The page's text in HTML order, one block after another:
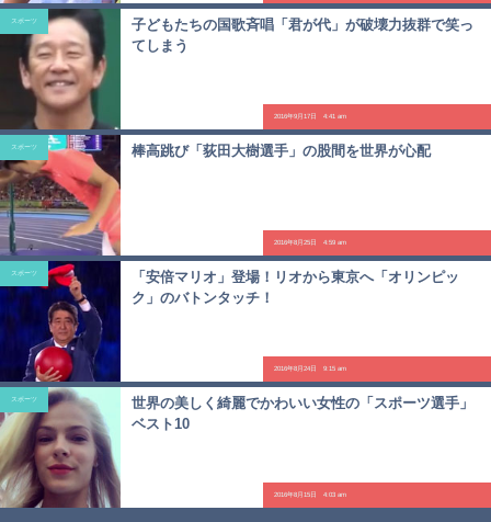
子どもたちの国歌斉唱「君が代」が破壊力抜群で笑っ
てしまう
スポーツ
2016年9月17日 4:41 am
棒高跳び「荻田大樹選手」の股間を世界が心配
スポーツ
2016年8月25日 4:59 am
「安倍マリオ」登場！リオから東京へ「オリンピッ
ク」のバトンタッチ！
スポーツ
2016年8月24日 9:15 am
世界の美しく綺麗でかわいい女性の「スポーツ選手」
ベスト10
スポーツ
2016年8月15日 4:03 am